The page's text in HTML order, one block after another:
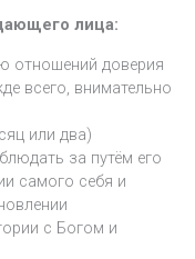
лица:
отношений доверия
всего, внимательно
или два)
за путём его
самого себя и
с Богом и